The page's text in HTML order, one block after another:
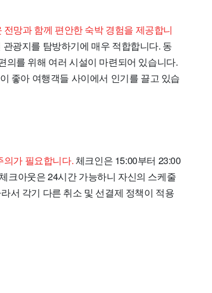
망과 함께 편안한 숙박 경험을 제공합니
광지를 탐방하기에 매우 적합합니다. 동
의를 위해 여러 시설이 마련되어 있습니다.
좋아 여행객들 사이에서 인기를 끌고 있습
의가 필요합니다.체크인은 15:00부터 23:00
크아웃은 24시간 가능하니 자신의 스케줄
서 각기 다른 취소 및 선결제 정책이 적용